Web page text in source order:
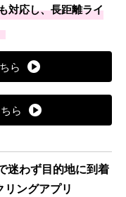
対応し、長距離ライ
ら
ら
迷わず目的地に到着
ングアプリ